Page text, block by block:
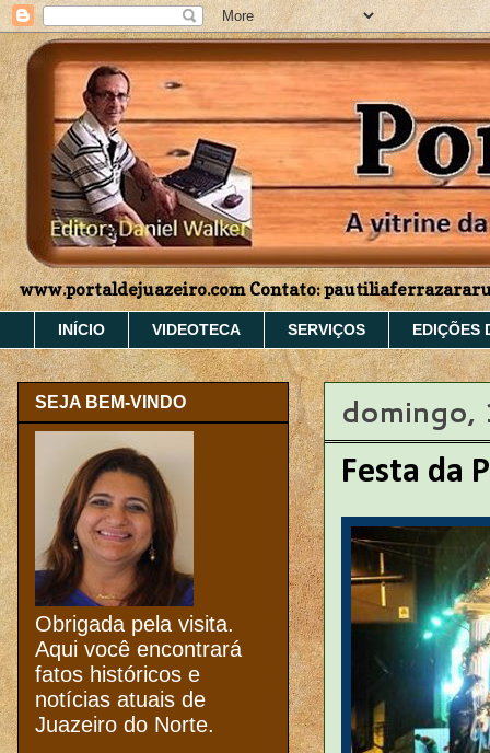
www.portaldejuazeiro.com Contato:
INÍCIO VIDEOTECA SERVIÇOS EDIÇÕES
domingo,
Festa da
SEJA BEM-VINDO
Obrigada pela visita.
Aqui você encontrará
fatos históricos e
notícias atuais de
Juazeiro do Norte.